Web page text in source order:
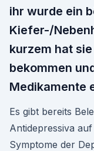
ihr wurde ein
Kiefer-/
kurzem hat
bekommen
Medikamente
Es gibt bereits
Antidepressiva
Symptome der